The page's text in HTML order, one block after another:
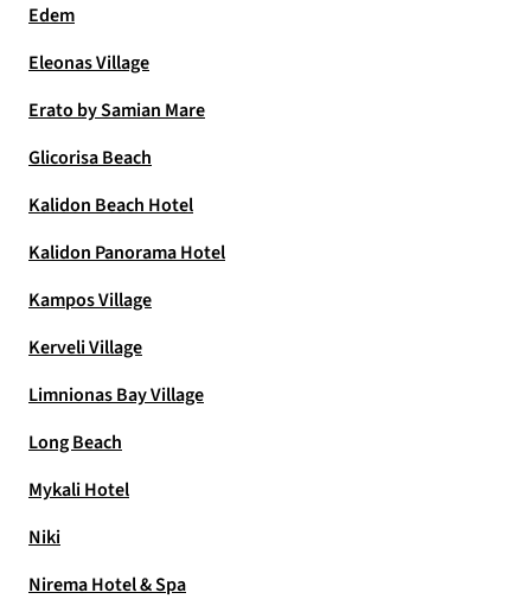
Edem
Eleonas Village
Erato by Samian Mare
Glicorisa Beach
Kalidon Beach Hotel
Kalidon Panorama Hotel
Kampos Village
Kerveli Village
Limnionas Bay Village
Long Beach
Mykali Hotel
Niki
Nirema Hotel & Spa